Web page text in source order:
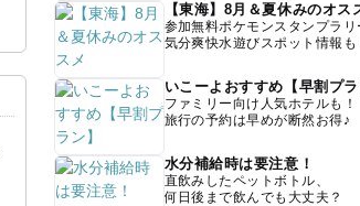
【東海】8月＆夏休みのオス
参加無料ポケモンスタンプラリ
気分爽快水遊びスポット情報も
いこーよおすすめ【早割プラ
ファミリー向け人気ホテルも！
旅行の予約は早めが断然お得♪
水分補給時は要注意！
直飲みしたペットボトル、
何日後まで飲んでも大丈夫？